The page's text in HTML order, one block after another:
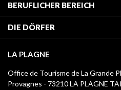
BERUFLICHER BEREICH
Mitglied des
Klassifizierung von Möbeln
Kurtaxe
Mediathek
Logos La Plagne
DIE DÖRFER
Montchavin - Les Coches
Champagny-en-Vanoise
LA PLAGNE
Office de Tourisme de La Grande
Provagnes - 73210 LA PLAGNE